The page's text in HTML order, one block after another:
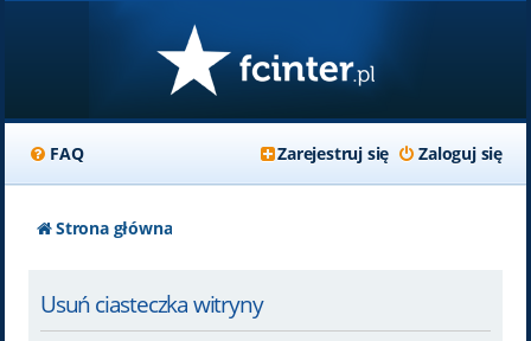
FAQ Zaloguj się
Zarejestruj się
Strona główna
Usuń ciasteczka witryny